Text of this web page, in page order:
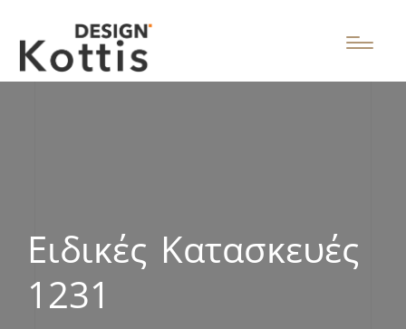
Ειδικές Κατασκευές
1231